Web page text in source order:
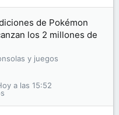
de Pokémon
los 2 millones de
y juegos
a las 15:52